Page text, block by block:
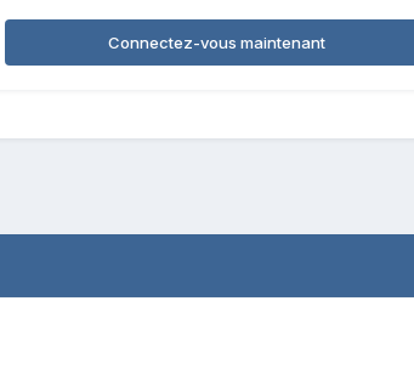
Connectez-vous maintenant